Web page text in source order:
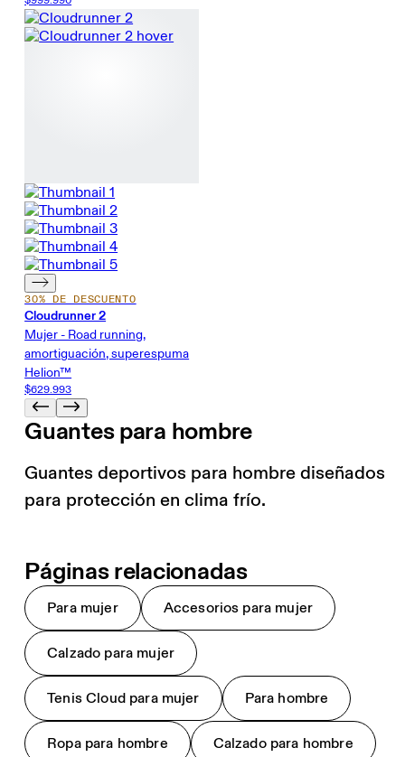
30% DE DESCUENTO
Cloudrunner 2
Mujer - Road running,
amortiguación, superespuma
Helion™
$629.993
Guantes para hombre
Guantes deportivos para hombre diseñados
para protección en clima frío.
Páginas relacionadas
Para mujer Accesorios para mujer
Calzado para mujer
Tenis Cloud para mujer Para hombre
Ropa para hombre Calzado para hombre